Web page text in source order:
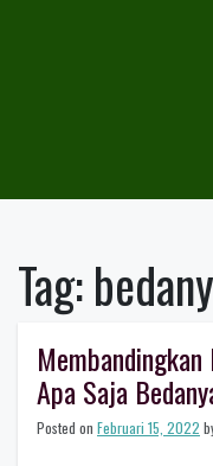
Tag:
Apa Saja
Posted on Februari 15, 2022